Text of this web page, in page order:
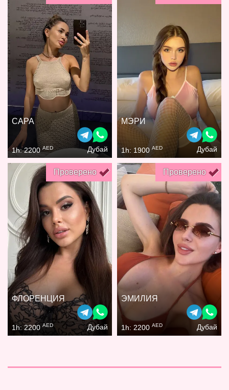
САРА
1h: 2200AED Дубай
МЭРИ
1h: 1900 AED Дубай
Проверено
ФЛОРЕНЦИЯ
1h: 2200 AED Дубай
Проверено
ЭМИЛИЯ
1h: 2200 AED Дубай